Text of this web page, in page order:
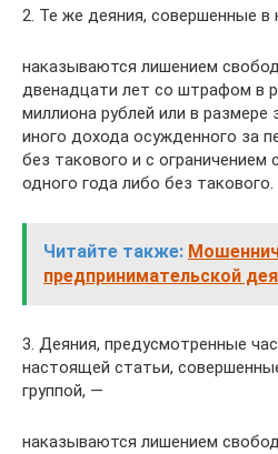
2. Те же деяния, совершенные в
наказываются лишением
двенадцати лет со штрафом в
миллиона рублей или в размере
иного дохода осужденного за
без такового и с
одного года либо без такового.
Читайте также:
предпринимательской
3. Деяния, предусмотренные
настоящей статьи,
группой, —
наказываются лишением